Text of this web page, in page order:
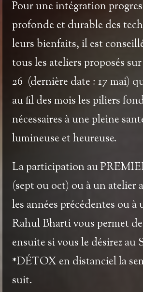
Pour une intégration
profonde et durable des
leurs bienfaits, il est
tousles ateliers proposés
26 (dernière date : 17 mai)
au fil des mois les piliers
nécessaires à une pleine
lumineuse et heureuse.
La participation au
(sept ou oct) ou à un atelier
les années précédentes ou à
Rahul Bharti vous permet
ensuite si vous le désirez au
*DÉTOX en distanciel la
suit.